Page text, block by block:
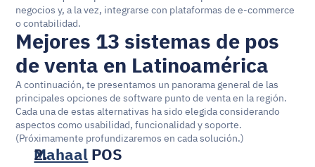
negocios y, a la vez, integrarse con plataformas de e-commerce
o contabilidad.
Mejores 13 sistemas de pos
de venta en Latinoamérica
A continuación, te presentamos un panorama general de las
principales opciones de software punto de venta en la región.
Cada una de estas alternativas ha sido elegida considerando
aspectos como usabilidad, funcionalidad y soporte.
(Próximamente profundizaremos en cada solución.)
Mahaal POS